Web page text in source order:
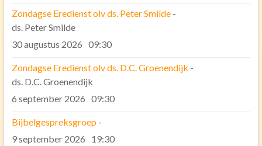
De Eritreeërs.
Speurtocht
Eredienst
Diaconie
Pastoraat
Toerusting
Zondagse Eredienst olv ds. Peter Smilde-
ds. Peter Smilde
30 augustus 2026 09:30
Zondagse Eredienst olv ds. D.C. Groenendijk -
ds. D.C. Groenendijk
6 september 2026 09:30
Bijbelgespreksgroep-
9 september 2026
19:30